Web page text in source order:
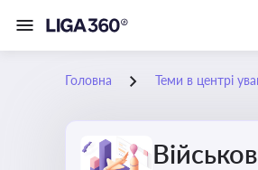
Головна Теми в центрі